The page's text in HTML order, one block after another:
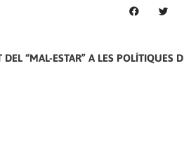
“MAL-ESTAR” A LES POLÍTIQUES